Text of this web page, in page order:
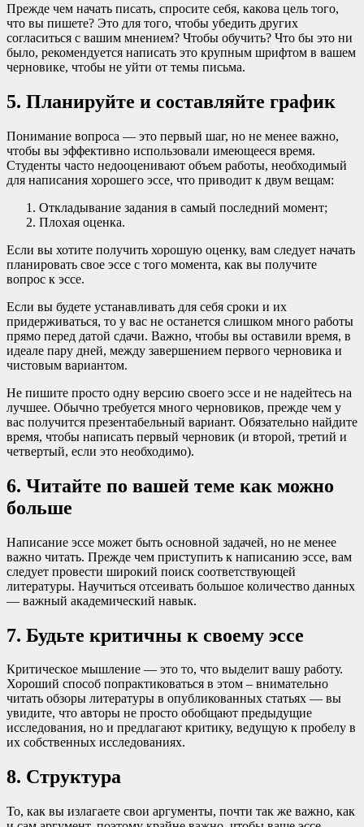
Прежде чем начать писать, спросите себя, какова цель того,
что вы пишете? Это для того, чтобы убедить других
согласиться с вашим мнением? Чтобы обучить? Что бы это ни
было, рекомендуется написать это крупным шрифтом в вашем
черновике, чтобы не уйти от темы письма.
5. Планируйте и составляйте график
Понимание вопроса — это первый шаг, но не менее важно,
чтобы вы эффективно использовали имеющееся время.
Студенты часто недооценивают объем работы, необходимый
для написания хорошего эссе, что приводит к двум вещам:
Откладывание задания в самый последний момент;
Плохая оценка.
Если вы хотите получить хорошую оценку, вам следует начать
планировать свое эссе с того момента, как вы получите
вопрос к эссе.
Если вы будете устанавливать для себя сроки и их
придерживаться, то у вас не останется слишком много работы
прямо перед датой сдачи. Важно, чтобы вы оставили время, в
идеале пару дней, между завершением первого черновика и
чистовым вариантом.
Не пишите просто одну версию своего эссе и не надейтесь на
лучшее. Обычно требуется много черновиков, прежде чем у
вас получится презентабельный вариант. Обязательно найдите
время, чтобы написать первый черновик (и второй, третий и
четвертый, если это необходимо).
6. Читайте по вашей теме как можно
больше
Написание эссе может быть основной задачей, но не менее
важно читать. Прежде чем приступить к написанию эссе, вам
следует провести широкий поиск соответствующей
литературы. Научиться отсеивать большое количество данных
— важный академический навык.
7. Будьте критичны к своему эссе
Критическое мышление — это то, что выделит вашу работу.
Хороший способ попрактиковаться в этом – внимательно
читать обзоры литературы в опубликованных статьях — вы
увидите, что авторы не просто обобщают предыдущие
исследования, но и предлагают критику, ведущую к пробелу в
их собственных исследованиях.
8. Структура
То, как вы излагаете свои аргументы, почти так же важно, как